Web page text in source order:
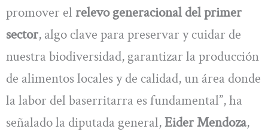
promover el relevo generacional del primer
sector, algo clave para preservar y cuidar de
nuestra biodiversidad, garantizar la producción
de alimentos locales y de calidad, un área donde
la labor del baserritarra es fundamental”, ha
señalado la diputada general,Eider Mendoza,